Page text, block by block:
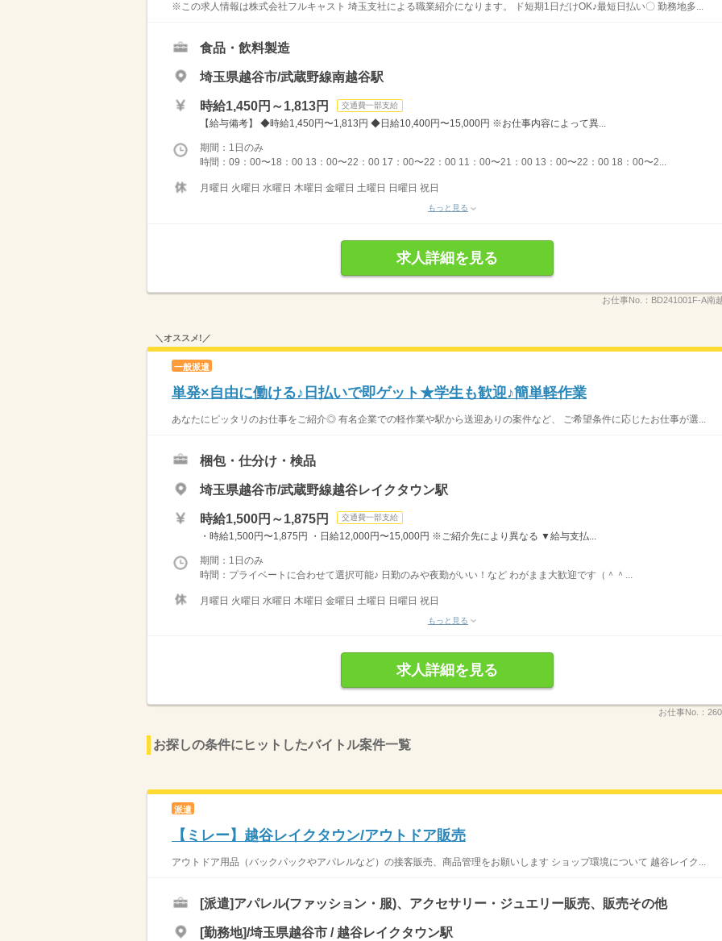
※この求人情報は株式会社フルキャスト 埼玉支社による職業紹介になります。 ド短期1日だけOK♪最短日払い〇 勤務地多...
食品・飲料製造
埼玉県越谷市/武蔵野線南越谷駅
時給1,450円～1,813円 交通費一部支給
【給与備考】 ◆時給1,450円〜1,813円 ◆日給10,400円〜15,000円 ※お仕事内容によって異...
期間：1日のみ
時間：09：00〜18：00 13：00〜22：00 17：00〜22：00 11：00〜21：00 13：00〜22：00 18：00〜2...
月曜日 火曜日 水曜日 木曜日 金曜日 土曜日 日曜日 祝日
もっと見る
求人詳細を見る
お仕事No.： BD241001F-A南
＼オススメ!／
一般派遣
単発×自由に働ける♪日払いで即ゲット★学生も歓迎♪簡単軽作業
あなたにピッタリのお仕事をご紹介◎ 有名企業での軽作業や駅から送迎ありの案件など、 ご希望条件に応じたお仕事が選...
梱包・仕分け・検品
埼玉県越谷市/武蔵野線越谷レイクタウン駅
時給1,500円～1,875円 交通費一部支給
・時給1,500円〜1,875円 ・日給12,000円〜15,000円 ※ご紹介先により異なる ▼給与支払...
期間：1日のみ
時間：プライベートに合わせて選択可能♪ 日勤のみや夜勤がいい！など わがまま大歓迎です（＾＾...
月曜日 火曜日 水曜日 木曜日 金曜日 土曜日 日曜日 祝日
もっと見る
求人詳細を見る
お仕事No.：
お探しの条件にヒットしたバイトル案件一覧
派遣
【ミレー】越谷レイクタウン/アウトドア販売
アウトドア用品（バックパックやアパレルなど）の接客販売、商品管理をお願いします ショップ環境について 越谷レイク...
[派遣]アパレル(ファッション・服)、アクセサリー・ジュエリー販売、販売その他
[勤務地]/埼玉県越谷市 / 越谷レイクタウン駅